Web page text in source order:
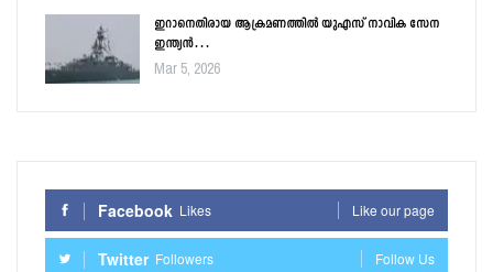
ഇറാനെതിരായ ആക്രമണത്തിൽ യുഎസ് നാവിക സേന
ഇന്ത്യൻ…
Mar 5, 2026
Facebook Likes Like our page
Twitter Followers Follow Us